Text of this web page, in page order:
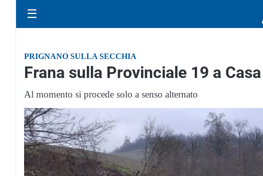
☰
PRIGNANO SULLA SECCHIA
Frana sulla Provinciale 19 a
Al momento si procede solo a senso alternato